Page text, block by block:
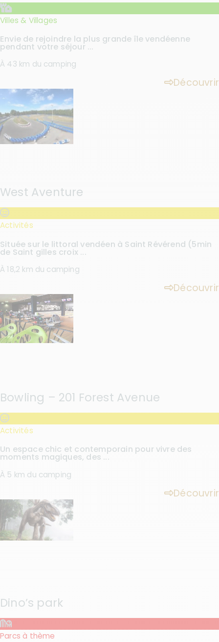
Villes & Villages
Envie de rejoindre la plus grande île vendéenne
pendant votre séjour ...
À 43 km du camping
Découvrir
West Aventure
Activités
Située sur le littoral vendéen à Saint Révérend (5min
de Saint gilles croix ...
À 18,2 km du camping
Découvrir
Bowling – 201 Forest Avenue
Activités
Un espace chic et contemporain pour vivre des
moments magiques, des ...
À 5 km du camping
Découvrir
Dino’s park
Parcs à thème